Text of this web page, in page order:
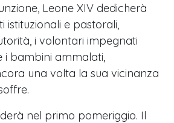
Leone XIV dedicherà
istituzionali e pastorali,
i volontari impegnati
i bambini ammalati,
una volta la sua vicinanza
nel primo pomeriggio. Il